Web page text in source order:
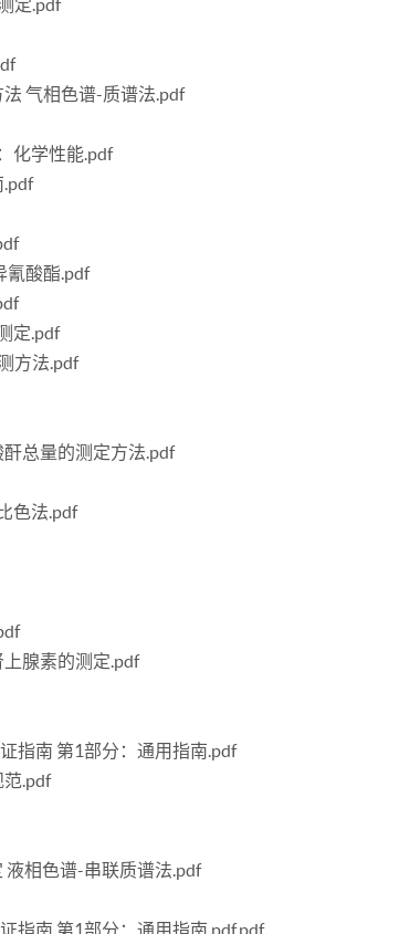
定.pdf
气相色谱-质谱法.pdf
化学性能.pdf
.pdf
氰酸酯.pdf
定.pdf
方法.pdf
总量的测定方法.pdf
色法.pdf
腺素的测定.pdf
指南 第1部分：通用指南.pdf
范.pdf
液相色谱-串联质谱法.pdf
指南 第1部分：通用指南.pdf.pdf